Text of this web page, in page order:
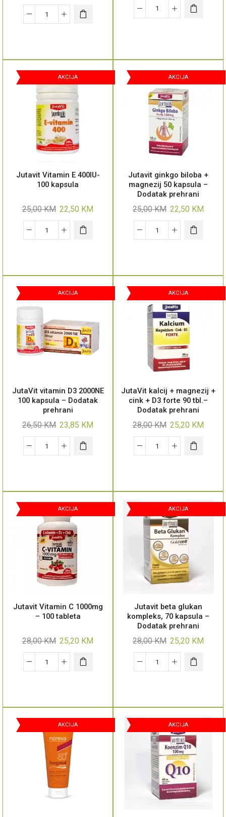
AKCIJA
Jutavit Vitamin E 400IU-
100 kapsula
25,00KM 22,50 KM
AKCIJA
Jutavit ginkgo biloba +
magnezij 50 kapsula –
Dodatak prehrani
25,00KM 22,50 KM
AKCIJA
JutaVit vitamin D3 2000NE
100 kapsula – Dodatak
prehrani
26,50KM 23,85 KM
AKCIJA
JutaVit kalcij + magnezij +
cink + D3 forte 90 tbl.–
Dodatak prehrani
28,00KM 25,20 KM
AKCIJA
Jutavit Vitamin C 1000mg
– 100 tableta
28,00KM 25,20 KM
AKCIJA
Jutavit beta glukan
kompleks, 70 kapsula –
Dodatak prehrani
28,00KM 25,20 KM
AKCIJA AKCIJA